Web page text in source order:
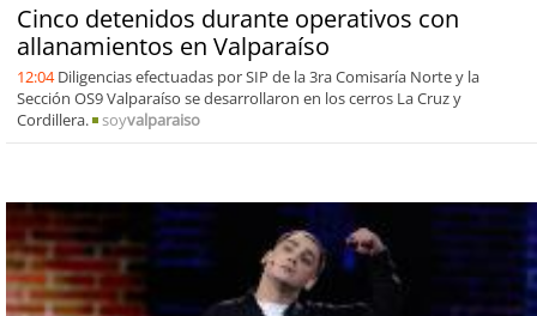
Cinco detenidos durante operativos con
allanamientos en Valparaíso
12:04 Diligencias efectuadas por SIP de la 3ra Comisaría Norte y la
Sección OS9 Valparaíso se desarrollaron en los cerros La Cruz y
Cordillera.
soyvalparaiso